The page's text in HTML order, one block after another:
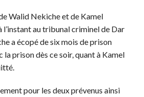
Walid Nekiche et de Kamel
l’instant au tribunal criminel de Dar
a écopé de six mois de prison
prison dès ce soir, quant à Kamel
pour les deux prévenus ainsi